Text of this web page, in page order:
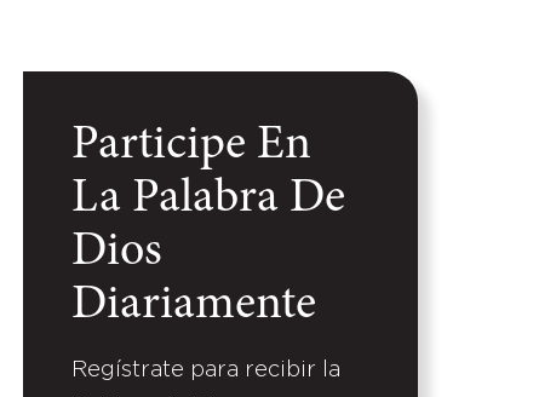
Participe En
La Palabra De
Dios
Diariamente
Regístrate para recibir la